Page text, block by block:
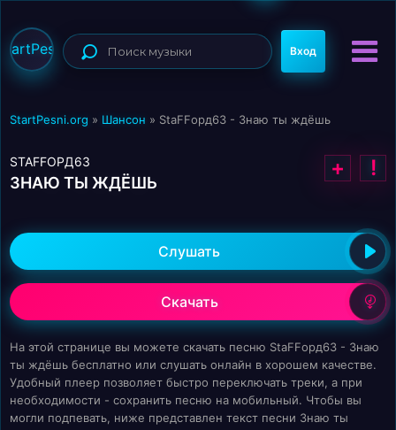
Вход
StartPesni.org » Шансон » StaFFорд63 - Знаю ты ждёшь
STAFFОРД63
ЗНАЮ ТЫ ЖДЁШЬ
+ !
Слушать
Скачать
На этой странице вы можете скачать песню StaFFорд63 - Знаю
ты ждёшь бесплатно или слушать онлайн в хорошем качестве.
Удобный плеер позволяет быстро переключать треки, а при
необходимости - сохранить песню на мобильный. Чтобы вы
могли подпевать, ниже представлен текст песни Знаю ты